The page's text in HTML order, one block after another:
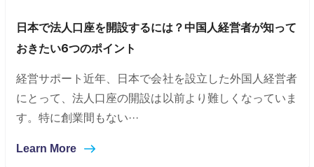
日本で法人口座を開設するには？中国人経営者が知って
おきたい6つのポイント
経営サポート近年、日本で会社を設立した外国人経営者
にとって、法人口座の開設は以前より難しくなっていま
す。特に創業間もない···
Learn More